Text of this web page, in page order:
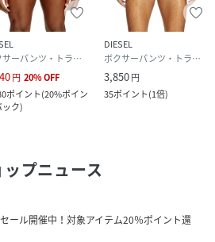
ボクサーパンツ・トランクス
円 20%OFF
ポイント(20%ポイン
ック)
DIESEL
ボクサーパンツ・トランクス
3,850円
35ポイント(1倍)
プニュース
ール開催中！対象アイテム20％ポイント還